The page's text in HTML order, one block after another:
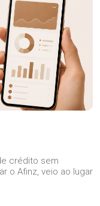
crédito sem
o Afinz, veio ao lugar